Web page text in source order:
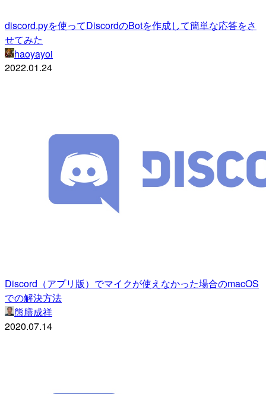
discord.pyを使ってDiscordのBotを作成して簡単な応答をさ
せてみた
haoyayoi
2022.01.24
Discord（アプリ版）でマイクが使えなかった場合のmacOS
での解決方法
熊膳成祥
2020.07.14